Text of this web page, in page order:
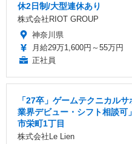
休2日制/大型連休あり
株式会社RIOT GROUP
神奈川県
月給29万1,600円～55万円
正社員
「27卒」ゲームテクニカル
業界デビュー・シフト相談可
市栄町1丁目
株式会社Le Lien